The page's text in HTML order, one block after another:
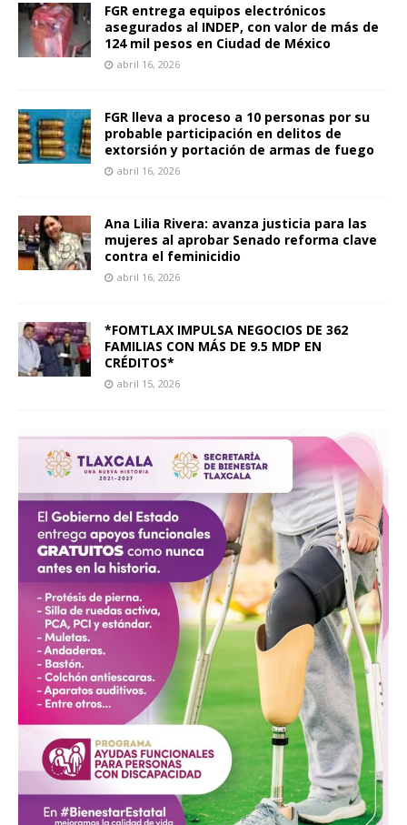
FGR entrega equipos electrónicos
asegurados al INDEP, con valor de más de
124 mil pesos en Ciudad de México
abril 16, 2026
FGR lleva a proceso a 10 personas por su
probable participación en delitos de
extorsión y portación de armas de fuego
abril 16, 2026
Ana Lilia Rivera: avanza justicia para las
mujeres al aprobar Senado reforma clave
contra el feminicidio
abril 16, 2026
*FOMTLAX IMPULSA NEGOCIOS DE 362
FAMILIAS CON MÁS DE 9.5 MDP EN
CRÉDITOS*
abril 15, 2026